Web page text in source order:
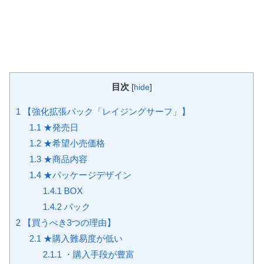
目次 [hide]
1 【強化拡張パック「レイジングサーフ」】
1.1 ★発売日
1.2★希望小売価格
1.3★商品内容
1.4★パッケージデザイン
1.4.1 BOX
1.4.2パック
2 【買うべき3つの理由】
2.1 ★購入難易度が低い
2.1.1 ・購入手段が豊富